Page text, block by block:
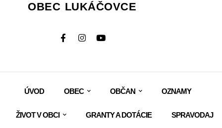
OBEC LUKÁČOVCE
ÚVOD OBEC OBČAN OZNAMY
ŽIVOT V OBCI GRANTY A DOTÁCIE SPRAVODAJ